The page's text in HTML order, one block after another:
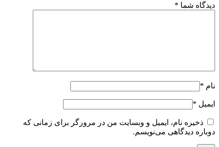
دیدگاه شما *
نام *
ایمیل *
ذخیره نام، ایمیل و وبسایت من در مرورگر برای زمانی که
دوباره دیدگاهی می‌نویسم.